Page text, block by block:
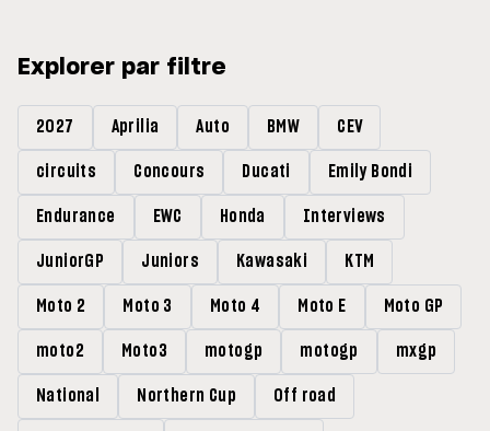
Explorer par filtre
2027 Aprilia Auto BMW CEV
circuits Concours Ducati Emily Bondi
Endurance EWC Honda Interviews
JuniorGP Juniors Kawasaki KTM
Moto 2 Moto 3 Moto 4 Moto E Moto GP
moto2 Moto3 motogp motogp mxgp
National Northern Cup Off road